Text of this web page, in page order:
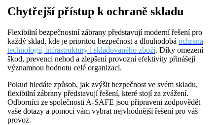
Chytřejší přístup k ochraně skladu
Flexibilní bezpečnostní zábrany představují moderní řešení pro
každý sklad, kde je prioritou bezpečnost a dlouhodobá ochrana
technologií, infrastruktury i skladovaného zboží. Díky omezení
škod, prevenci nehod a zlepšení provozní efektivity přinášejí
významnou hodnotu celé organizaci.
Pokud hledáte způsob, jak zvýšit bezpečnost ve svém skladu,
flexibilní zábrany představují řešení, které stojí za zvážení.
Odborníci ze společnosti A-SAFE jsou připraveni zodpovědět
vaše dotazy a pomoci vám vybrat nejvhodnější řešení pro váš
provoz.